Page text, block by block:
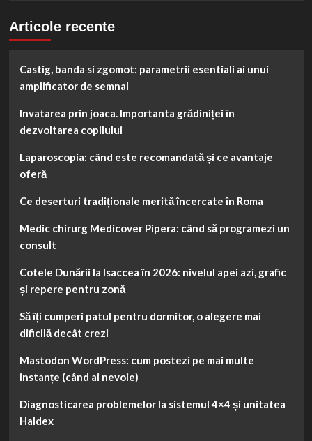
Bran
Articole recente
Castig, banda si zgomot: parametrii esentiali ai unui
amplificator de semnal
Invatarea prin joaca. Importanta grădiniței în
dezvoltarea copilului
Laparoscopia: când este recomandată și ce avantaje
oferă
Ce deserturi tradiționale merită încercate în Roma
Medic chirurg Medicover Pipera: când să programezi un
consult
Cotele Dunării la Isaccea în 2026: nivelul apei azi, grafic
și repere pentru zonă
Să îți cumperi patul pentru dormitor, o alegere mai
dificilă decât crezi
Mastodon WordPress: cum postezi pe mai multe
instanțe (când ai nevoie)
Diagnosticarea problemelor la sistemul 4×4 și unitatea
Haldex